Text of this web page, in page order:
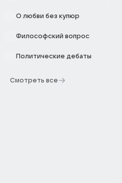
О любви без купюр
Философский вопрос
Политические дебаты
Смотреть все